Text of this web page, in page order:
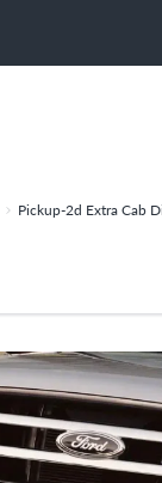
Pickup-2d Extra Cab